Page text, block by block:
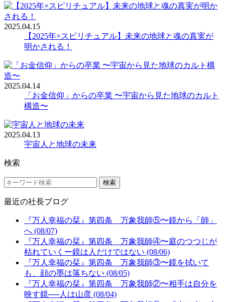
2025.04.15
【2025年×スピリチュアル】未来の地球と魂の真実が
明かされる！
2025.04.14
「お金信仰」からの卒業 〜宇宙から見た地球のカルト
構造〜
2025.04.13
宇宙人と地球の未来
検索
検索
最近の社長ブログ
『万人幸福の栞』第四条 万象我師⑤〜鏡から「師」
へ (08/07)
『万人幸福の栞』第四条 万象我師④〜庭のつつじが
枯れていくー鏡は人だけではない (08/06)
『万人幸福の栞』第四条 万象我師③〜鏡を拭いて
も、顔の墨は落ちない (08/05)
『万人幸福の栞』第四条 万象我師②〜相手は自分を
映す鏡──人は山彦 (08/04)